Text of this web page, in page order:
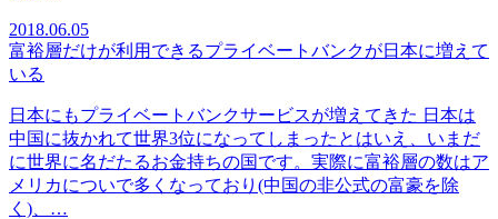
2018.06.05
富裕層だけが利用できるプライベートバンクが日本に増えて
いる
日本にもプライベートバンクサービスが増えてきた 日本は
中国に抜かれて世界3位になってしまったとはいえ、いまだ
に世界に名だたるお金持ちの国です。実際に富裕層の数はア
メリカについで多くなっており(中国の非公式の富豪を除
く)、…